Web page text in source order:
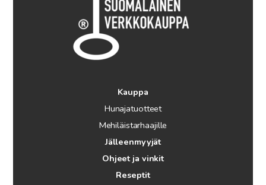
Kauppa
Hunajatuotteet
Mehiläistarhaajille
Jälleenmyyjät
Ohjeet ja vinkit
Reseptit